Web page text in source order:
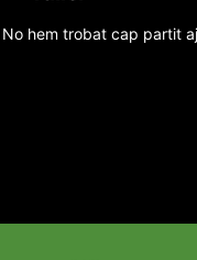
No hem trobat cap partit